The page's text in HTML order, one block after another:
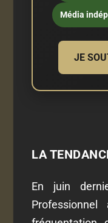
Média
JE
LA
En juin